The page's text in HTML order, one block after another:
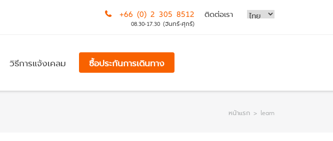
+66 (0) 2 305 8512
08.30-17.30 (จันทร์-ศุกร์)
ติดต่อเรา
วิธีการแจ้งเคลม ซื้อประกันการเดินทาง
หน้าแรก > learn